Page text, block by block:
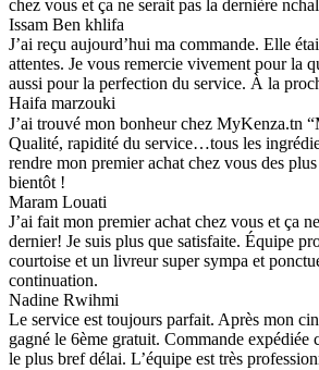
chez vous et ça ne serait pas la dernière
Issam Ben khlifa
J’ai reçu aujourd’hui ma commande. Elle
attentes. Je vous remercie vivement pour la
aussi pour la perfection du service. À la
Haifa marzouki
J’ai trouvé mon bonheur chez MyKenza.tn
Qualité, rapidité du service…tous les
rendre mon premier achat chez vous des
bientôt !
Maram Louati
J’ai fait mon premier achat chez vous et ça
dernier! Je suis plus que satisfaite. Équipe
courtoise et un livreur super sympa et
continuation.
Nadine Rwihmi
Le service est toujours parfait. Après mon
gagné le 6ème gratuit. Commande expédiée
le plus bref délai. L’équipe est très